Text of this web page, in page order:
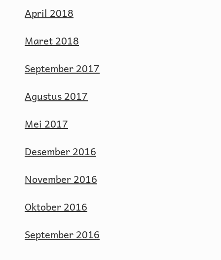
April 2018
Maret 2018
September 2017
Agustus 2017
Mei 2017
Desember 2016
November 2016
Oktober 2016
September 2016